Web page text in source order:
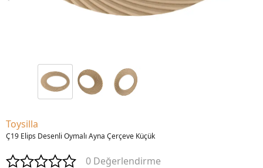
Toysilla
Ç19 Elips Desenli Oymalı Ayna Çerçeve Küçük
0 Değerlendirme